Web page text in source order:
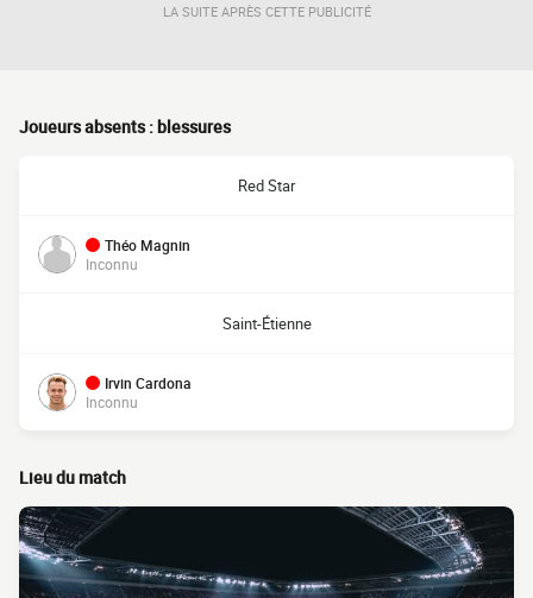
LA SUITE APRÈS CETTE PUBLICITÉ
Joueurs absents : blessures
Red Star
Théo Magnin
Inconnu
Saint-Étienne
Irvin Cardona
Inconnu
Lieu du match